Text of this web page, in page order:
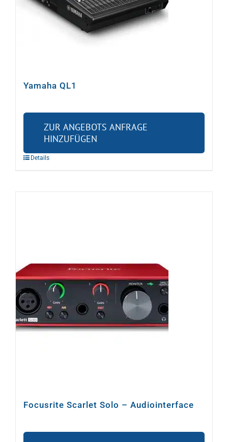
Yamaha QL1
ZUR ANGEBOTS ANFRAGE
HINZUFÜGEN
Details
Focusrite Scarlet Solo – Audiointerface